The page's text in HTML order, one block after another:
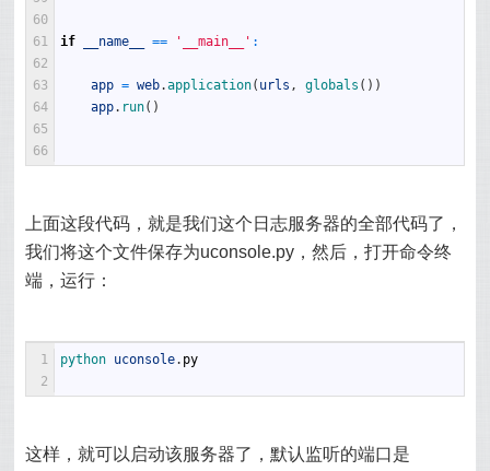
60
61
62
63
64
65
66
if __name__ == '__main__' :
app = web.application( urls , globals ( ) )
app. run( )
上面这段代码，就是我们这个日志服务器的全部代码了，
我们将这个文件保存为uconsole.py，然后，打开命令终
端，运行：
1
2
python uconsole. py
这样，就可以启动该服务器了，默认监听的端口是